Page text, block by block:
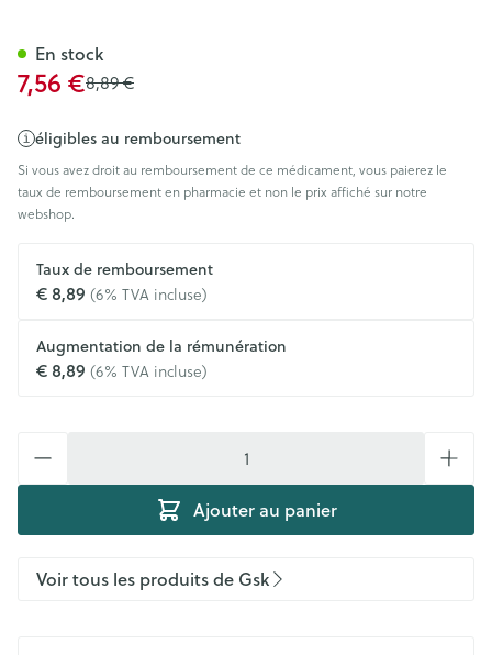
Prix Habituel
8,89 €
Prix spécial
7,56 €
éligibles au remboursement
Si vous avez droit au remboursement de ce médicament, vous paierez le
taux de remboursement en pharmacie et non le prix affiché sur notre
webshop.
Taux de remboursement
€ 8,89 (6% TVA incluse)
Augmentation de la rémunération
€ 8,89 (6% TVA incluse)
Ajouter au panier
En stock
Voir tous les produits de Gsk